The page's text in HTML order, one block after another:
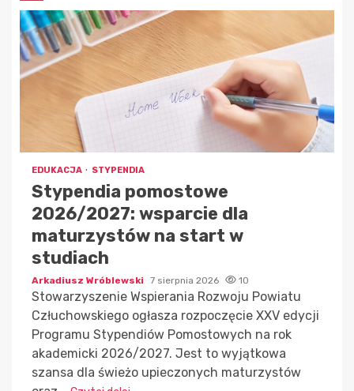
EDUKACJA STYPENDIA
Stypendia pomostowe
2026/2027: wsparcie dla
maturzystów na start w
studiach
Arkadiusz Wróblewski 7 sierpnia 2026 10
Stowarzyszenie Wspierania Rozwoju Powiatu
Człuchowskiego ogłasza rozpoczęcie XXV edycji
Programu Stypendiów Pomostowych na rok
akademicki 2026/2027. Jest to wyjątkowa
szansa dla świeżo upieczonych maturzystów